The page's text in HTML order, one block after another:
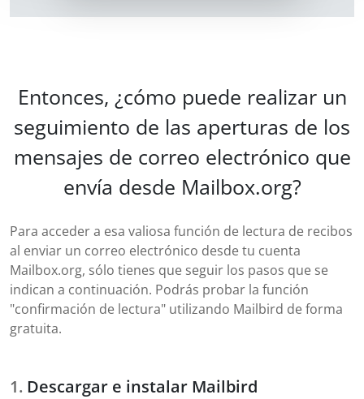
Entonces, ¿cómo puede realizar un
seguimiento de las aperturas de los
mensajes de correo electrónico que
envía desde Mailbox.org?
Para acceder a esa valiosa función de lectura de recibos
al enviar un correo electrónico desde tu cuenta
Mailbox.org, sólo tienes que seguir los pasos que se
indican a continuación. Podrás probar la función
"confirmación de lectura" utilizando Mailbird de forma
gratuita.
Descargar e instalar Mailbird